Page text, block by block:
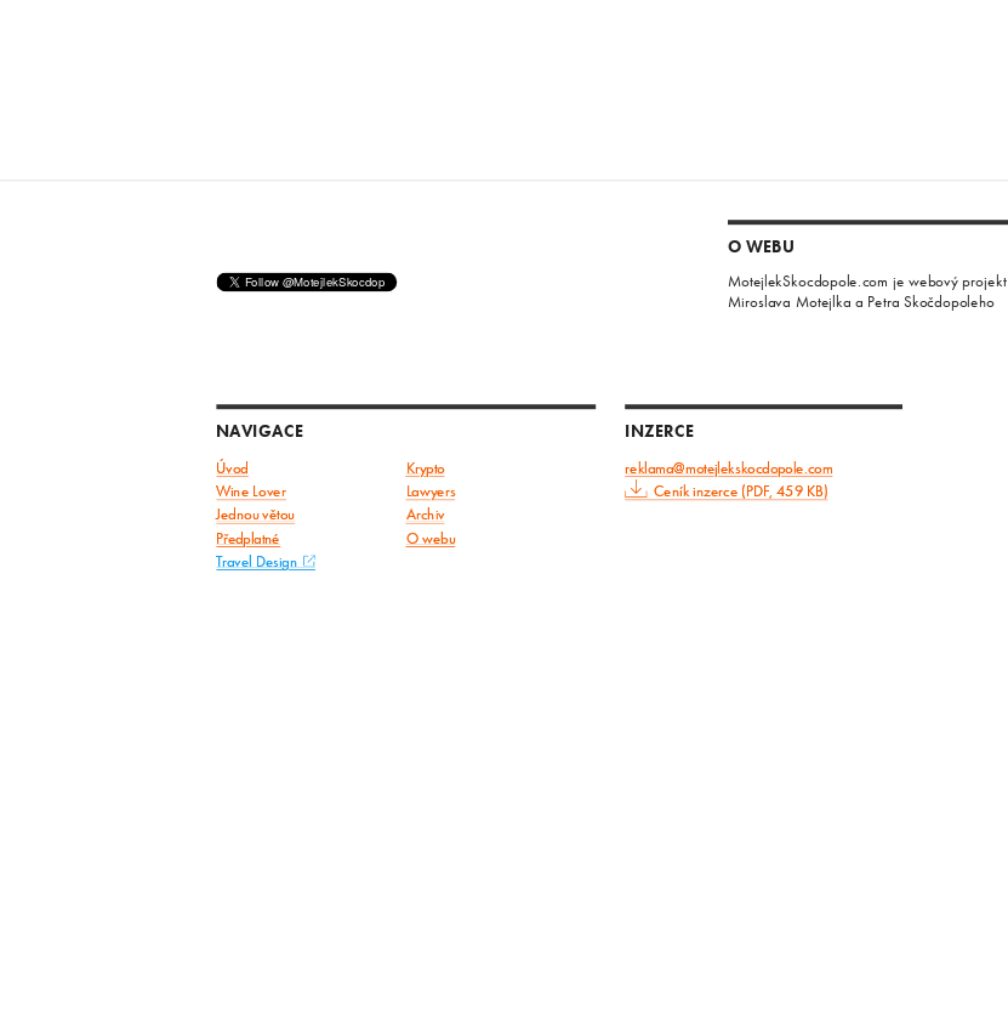
O WEBU
MotejlekSkocdopole.com je webový projekt
Miroslava Motejlka a Petra Skočdopoleho
NAVIGACE
Úvod Krypto
Wine Lover
Lawyers
Jednou větou
Archiv
Předplatné O webu
Travel Design
INZERCE
reklama@motejlekskocdopole.com
Ceník inzerce (PDF, 459 KB)